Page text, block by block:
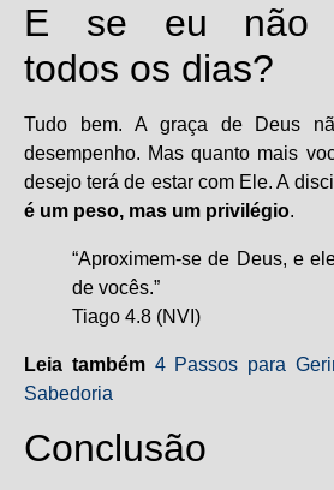
E se eu não
todos os dias?
Tudo bem. A graça de Deus
desempenho. Mas quanto mais
desejo terá de estar com Ele. A
é um peso, mas um privilégio.
“Aproximem-se de Deus, e
de vocês.”
Tiago 4.8 (NVI)
Leia também 4 Passos para
Sabedoria
Conclusão